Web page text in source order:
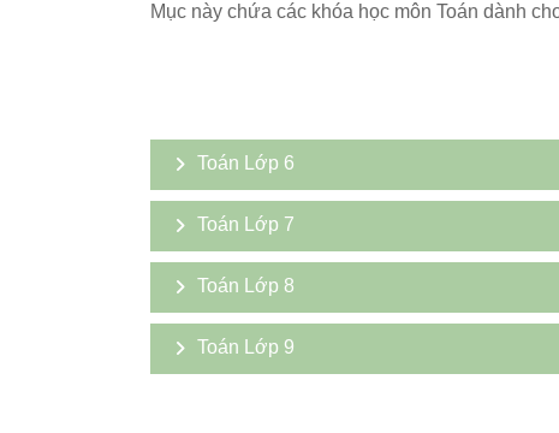
Mục này chứa các khóa học môn Toán dành
Toán Lớp 6
Toán Lớp 7
Toán Lớp 8
Toán Lớp 9